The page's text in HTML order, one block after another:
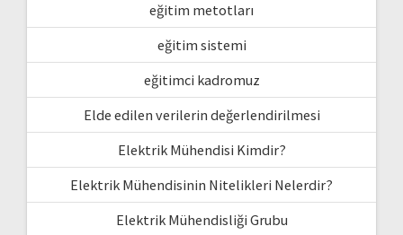
eğitim metotları
eğitim sistemi
eğitimci kadromuz
Elde edilen verilerin değerlendirilmesi
Elektrik Mühendisi Kimdir?
Elektrik Mühendisinin Nitelikleri Nelerdir?
Elektrik Mühendisliği Grubu